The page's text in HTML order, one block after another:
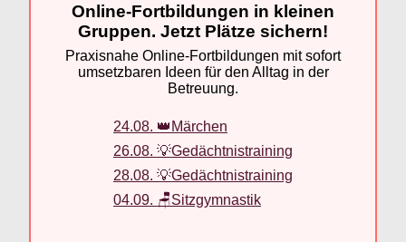
Online-Fortbildungen in kleinen
Gruppen. Jetzt Plätze sichern!
Praxisnahe Online-Fortbildungen mit sofort
umsetzbaren Ideen für den Alltag in der
Betreuung.
24.08. 👑Märchen
26.08. 💡Gedächtnistraining
28.08. 💡Gedächtnistraining
04.09. 🪑Sitzgymnastik